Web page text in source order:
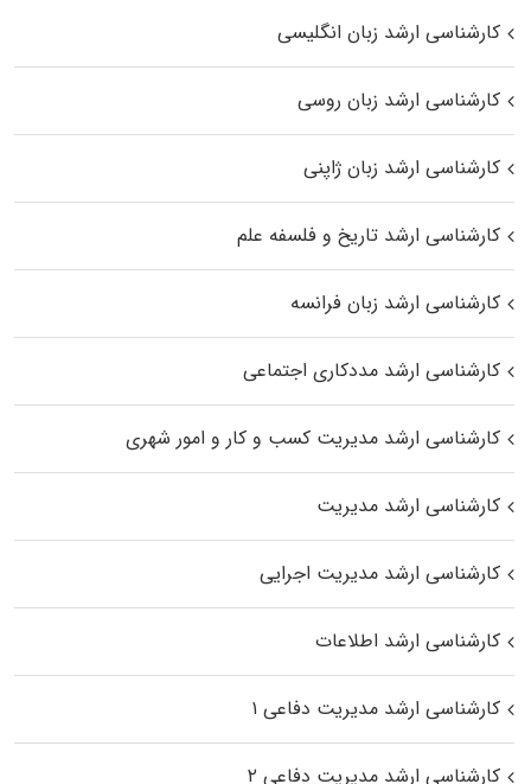
کارشناسی ارشد زبان انگلیسی
کارشناسی ارشد زبان روسی
کارشناسی ارشد زبان ژاپنی
کارشناسی ارشد تاریخ و فلسفه علم
کارشناسی ارشد زبان فرانسه
کارشناسی ارشد مددکاری اجتماعی
کارشناسی ارشد مدیریت کسب و کار و امور شهری
کارشناسی ارشد مدیریت
کارشناسی ارشد مدیریت اجرایی
کارشناسی ارشد اطلاعات
کارشناسی ارشد مدیریت دفاعی ۱
کارشناسی ارشد مدیریت دفاعی ۲